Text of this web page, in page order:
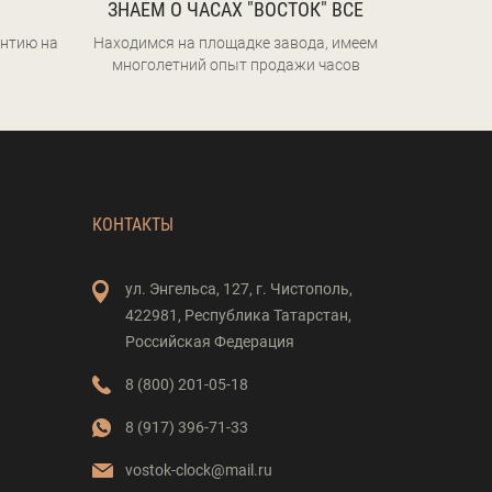
на
ЗНАЕМ О ЧАСАХ "ВОСТОК" ВСЕ
Находимся на площадке завода, имеем
многолетний опыт продажи часов
КОНТАКТЫ
ул. Энгельса, 127, г. Чистополь,
422981, Республика Татарстан,
Российская Федерация
8 (800) 201-05-18
8 (917) 396-71-33
vostok-clock@mail.ru